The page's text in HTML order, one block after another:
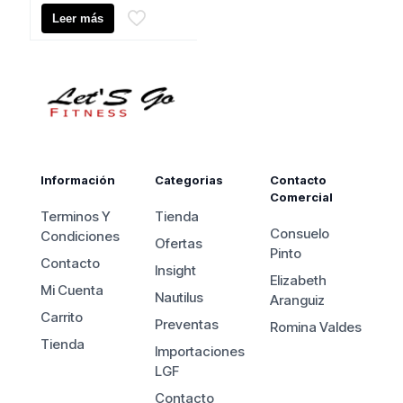
era:
precio
actual
Leer más
Información
Terminos Y
Condiciones
Contacto
Mi Cuenta
Carrito
Tienda
Categorias
Tienda
Ofertas
Insight
Nautilus
Preventas
Importaciones
LGF
Contacto
Contacto
Comercial
Consuelo
Pinto
Elizabeth
Aranguiz
Romina Valdes